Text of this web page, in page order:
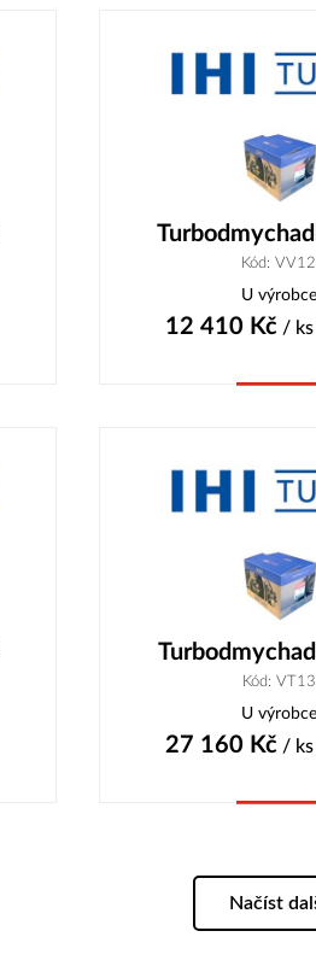
Kód: VV12
U výrobce
12 410 Kč/ ks
Kód: VT13
U výrobce
27 160 Kč/ ks
Načíst